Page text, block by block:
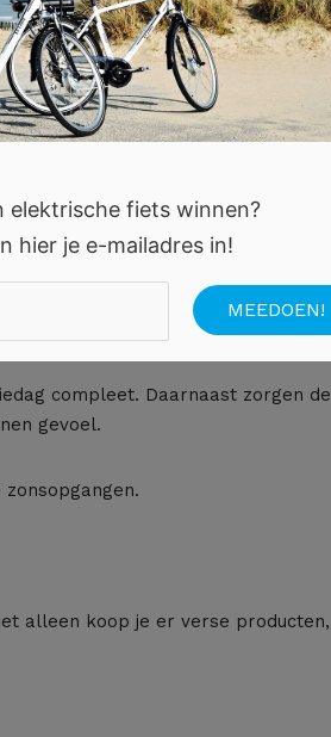
waar je volop kunt
Bovendien serveren lokale
compleet. Daarnaast zorgen de
gevoel.
alleen koop je er verse producten,
elektrische fiets winnen?
hier je e-mailadres in!